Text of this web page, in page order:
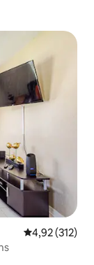
4,92 av 5 i
4,92 (312)